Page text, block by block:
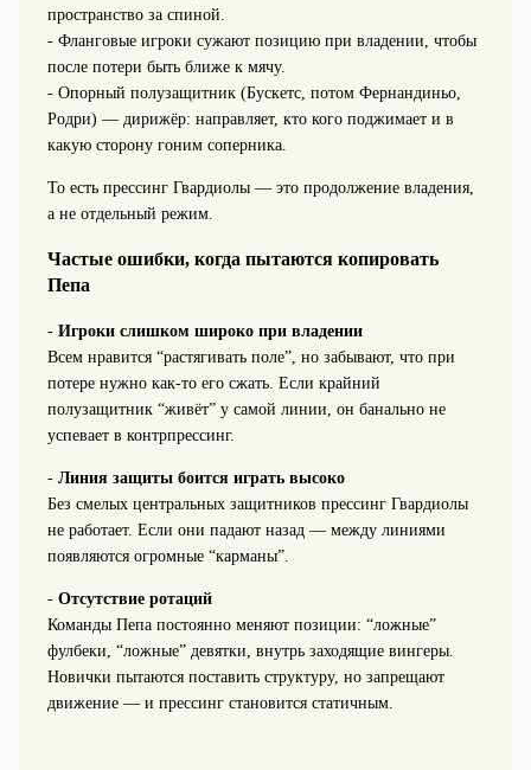
пространство за спиной.
- Фланговые игроки сужают позицию при владении, чтобы
после потери быть ближе к мячу.
- Опорный полузащитник (Бускетс, потом Фернандиньо,
Родри) — дирижёр: направляет, кто кого поджимает и в
какую сторону гоним соперника.
То есть прессинг Гвардиолы — это продолжение владения,
а не отдельный режим.
Частые ошибки, когда пытаются копировать
Пепа
- Игроки слишком широко при владении
Всем нравится “растягивать поле”, но забывают, что при
потере нужно как-то его сжать. Если крайний
полузащитник “живёт” у самой линии, он банально не
успевает в контрпрессинг.
- Линия защиты боится играть высоко
Без смелых центральных защитников прессинг Гвардиолы
не работает. Если они падают назад — между линиями
появляются огромные “карманы”.
- Отсутствие ротаций
Команды Пепа постоянно меняют позиции: “ложные”
фулбеки, “ложные” девятки, внутрь заходящие вингеры.
Новички пытаются поставить структуру, но запрещают
движение — и прессинг становится статичным.